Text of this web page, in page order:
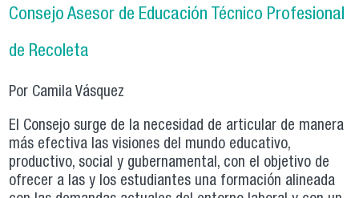
Consejo Asesor de Educación Técnico Profesional
de Recoleta
Por Camila Vásquez
El Consejo surge de la necesidad de articular de manera
más efectiva las visiones del mundo educativo,
productivo, social y gubernamental, con el objetivo de
ofrecer a las y los estudiantes una formación alineada